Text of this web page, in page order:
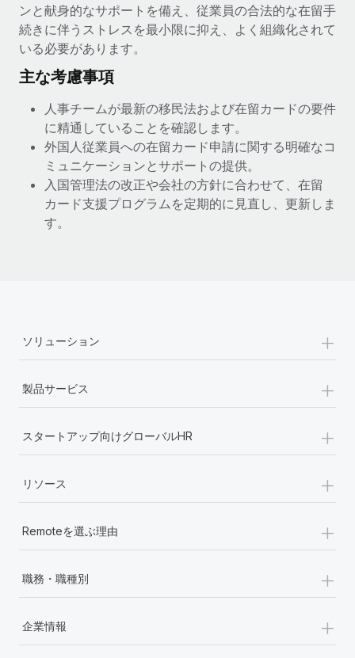
Remoteの製品アップデート：GustoとXeroの統合お
よびContractor Management Plus（契約社員管理
プラス）
Remoteの使命は、世界のどこにいても、あらゆる規模の企業が
ることです。この数週間で、新しい統合、機能、改良点をリリー
スしました。...
詳細を見る
給与詐欺：種類、事例、ビジネスを守る方法
ンと献身的なサポートを備え、従業員の合法的な在留手
続きに伴うストレスを最小限に抑え、よく組織化されて
いる必要があります。
主な考慮事項
人事チームが最新の移民法および在留カードの要件
に精通していることを確認します。
外国人従業員への在留カード申請に関する明確なコ
ミュニケーションとサポートの提供。
入国管理法の改正や会社の方針に合わせて、在留
カード支援プログラムを定期的に見直し、更新しま
す。
ソリューション +
製品サービス +
スタートアップ向けグローバルHR +
リソース +
Remoteを選ぶ理由 +
職務・職種別 +
企業情報
+